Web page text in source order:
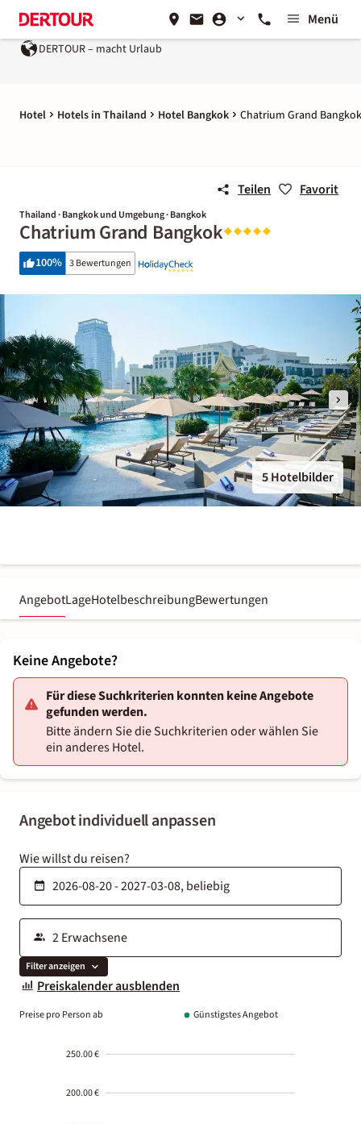
Menü
DERTOUR – macht Urlaub
Hotel Hotels in Thailand Hotel Bangkok Chatrium Grand Bangkok
Teilen Favorit
Thailand · Bangkok und Umgebung · Bangkok
Chatrium Grand Bangkok
100% 3 Bewertungen
5 Hotelbilder
AngebotLageHotelbeschreibungBewertungen
Angebot individuell anpassen
Wie willst du reisen?
Filter anzeigen
Preiskalender ausblenden
Preise pro Person ab Günstigstes Angebot
250.00 €
200.00 €
Keine Angebote?
Für diese Suchkriterien konnten keine Angebote
gefunden werden.
Bitte ändern Sie die Suchkriterien oder wählen Sie
ein anderes Hotel.